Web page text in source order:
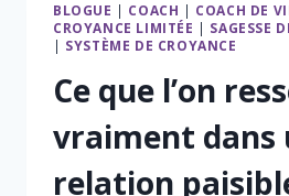
BLOGUE | COACH | COACH DE
CROYANCE LIMITÉE | SAGESSE
| SYSTÈME DE CROYANCE
Ce que l’on
vraiment dans
relation